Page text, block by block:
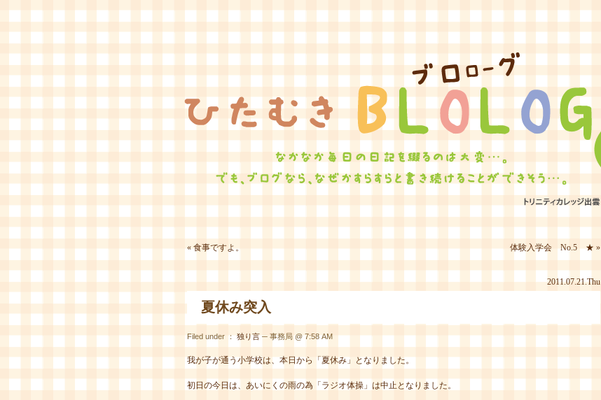
ひたむきBLOLOG
«食事ですよ。 体験入学会 No.5 ★ »
2011.07.21.Thu
夏休み突入
Filed under ：独り言─ 事務局 @ 7:58 AM
我が子が通う小学校は、本日から「夏休み」となりました。
初日の今日は、あいにくの雨の為「ラジオ体操」は中止となりました。